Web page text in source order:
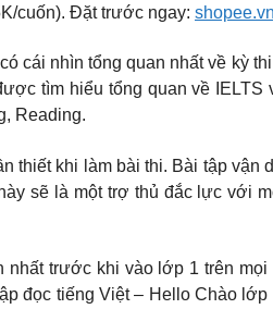
cuốn). Đặt trước ngay:
cái nhìn tổng quan nhất về kỳ
tìm hiểu tổng quan về IELTS
Reading.
khi làm bài thi. Bài tập vận
sẽ là một trợ thủ đắc lực với
trước khi vào lớp 1 trên
đọc tiếng Việt – Hello Chào